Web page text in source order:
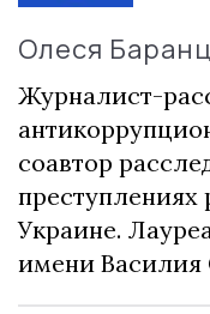
Олеся
Журналист-
соавтор
преступлениях
Украине.
имени Василия